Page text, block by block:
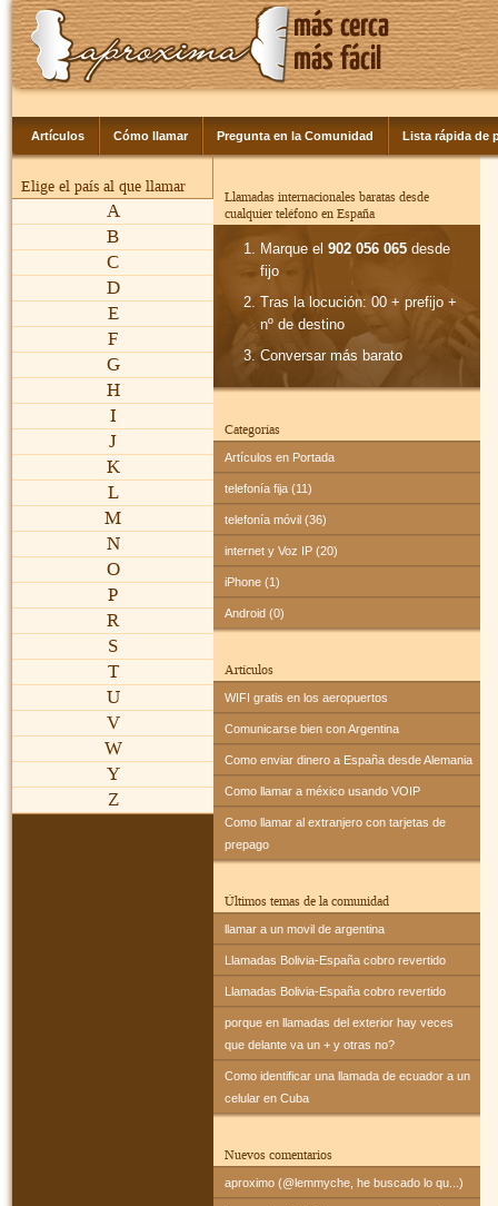
Artículos Cómo llamar Pregunta en la Comunidad Lista rápida de
Elige el país al que llamar
A
B
C
D
E
F
G
H
I
J
K
L
M
N
O
P
R
S
T
U
V
W
Y
Z
Llamadas internacionales baratas desde
cualquier teléfono en España
Marque el902 056 065 desde
fijo
Tras la locución: 00 + prefijo +
nº de destino
Conversar más barato
Categorías
Artículos en Portada
telefonía fija (11)
telefonía móvil (36)
internet y Voz IP (20)
iPhone (1)
Android (0)
Artículos
WIFI gratis en los aeropuertos
Comunicarse bien con Argentina
Como enviar dinero a España desde Alemania
Como llamar a méxico usando VOIP
Como llamar al extranjero con tarjetas de
prepago
Últimos temas de la comunidad
llamar a un movil de argentina
Llamadas Bolivia-España cobro revertido
Llamadas Bolivia-España cobro revertido
porque en llamadas del exterior hay veces
que delante va un + y otras no?
Como identificar una llamada de ecuador a un
celular en Cuba
Nuevos comentarios
aproximo (@lemmyche, he buscado lo qu...)